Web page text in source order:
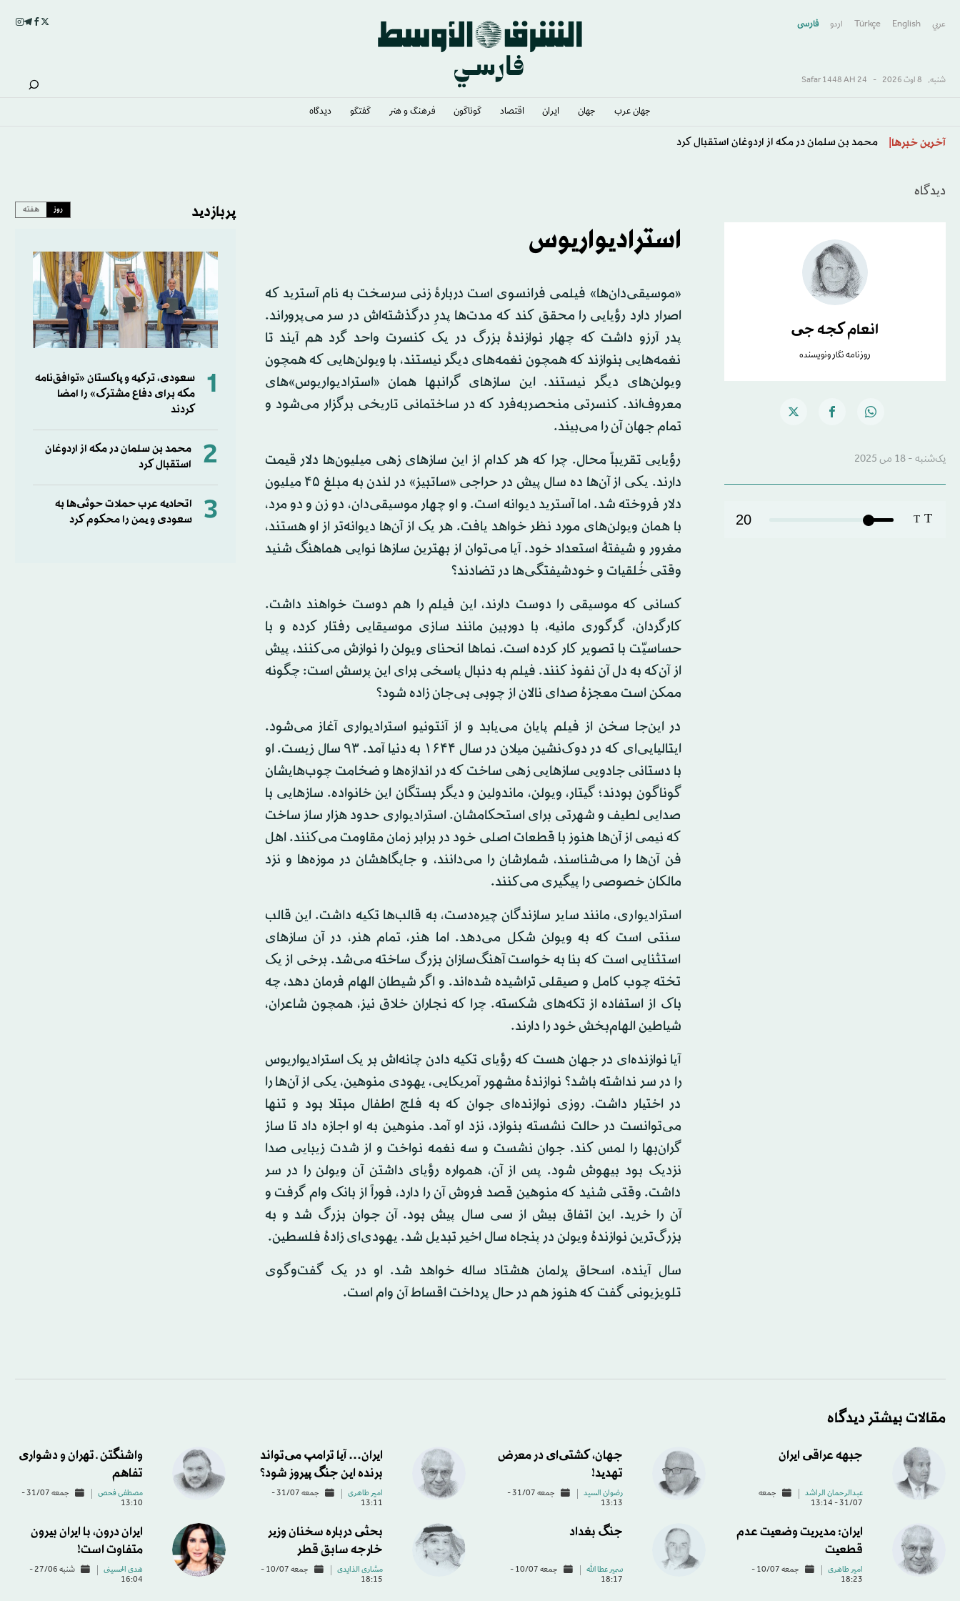
عربي English
Türkçe اردو فارسى
شنبه, 8 اوت 2026 -
24 Safar 1448 AH
جهان عرب جهان ایران اقتصاد گوناگون فرهنگ و هنر گفتگو دیدگاه
آخرین خبرها
دیدگاه
انعام کجه جی
روزنامه نگار ونویسنده
یک‌شنبه - 18 می 2025
T
T
20
استرادیواریوس
«موسیقی‌دان‌ها» فیلمی فرانسوی است دربارهٔ زنی سرسخت به نام آسترید که
اصرار دارد رؤیایی را محقق کند که مدت‌ها پدرِ درگذشته‌اش در سر می‌پروراند.
پدر آرزو داشت که چهار نوازندهٔ بزرگ در یک کنسرت واحد گرد هم آیند تا
نغمه‌هایی بنوازند که همچون نغمه‌های دیگر نیستند، با ویولن‌هایی که همچون
ویولن‌های دیگر نیستند. این سازهای گرانبها همان «استرادیواریوس»‌های
معروف‌اند. کنسرتی منحصربه‌فرد که در ساختمانی تاریخی برگزار می‌شود و
تمام جهان آن را می‌بیند.
رؤیایی تقریباً محال. چرا که هر کدام از این سازهای زهی میلیون‌ها دلار قیمت
دارند. یکی از آن‌ها ده سال پیش در حراجی «ساتبیز» در لندن به مبلغ ۴۵ میلیون
دلار فروخته شد. اما آسترید دیوانه است. و او چهار موسیقی‌دان، دو زن و دو مرد،
با همان ویولن‌های مورد نظر خواهد یافت. هر یک از آن‌ها دیوانه‌تر از او هستند،
مغرور و شیفتهٔ استعداد خود. آیا می‌توان از بهترین سازها نوایی هماهنگ شنید
وقتی خُلقیات و خودشیفتگی‌ها در تضادند؟
کسانی که موسیقی را دوست دارند، این فیلم را هم دوست خواهند داشت.
کارگردان، گرگوری مانیه، با دوربین مانند سازی موسیقایی رفتار کرده و با
حساسیّت با تصویر کار کرده است. نماها انحنای ویولن را نوازش می‌کنند، پیش
از آن‌که به دل آن نفوذ کنند. فیلم به دنبال پاسخی برای این پرسش است: چگونه
ممکن است معجزهٔ صدای نالان از چوبی بی‌جان زاده شود؟
در این‌جا سخن از فیلم پایان می‌یابد و از آنتونیو استرادیواری آغاز می‌شود.
ایتالیایی‌ای که در دوک‌نشین میلان در سال ۱۶۴۴ به دنیا آمد. ۹۳ سال زیست. او
با دستانی جادویی سازهایی زهی ساخت که در اندازه‌ها و ضخامت چوب‌هایشان
گوناگون بودند؛ گیتار، ویولن، ماندولین و دیگر بستگان این خانواده. سازهایی با
صدایی لطیف و شهرتی برای استحکامشان. استرادیواری حدود هزار ساز ساخت
که نیمی از آن‌ها هنوز با قطعات اصلی خود در برابر زمان مقاومت می‌کنند. اهل
فن آن‌ها را می‌شناسند، شمارشان را می‌دانند، و جایگاهشان در موزه‌ها و نزد
مالکان خصوصی را پیگیری می‌کنند.
استرادیواری، مانند سایر سازندگان چیره‌دست، به قالب‌ها تکیه داشت. این قالب
سنتی است که به ویولن شکل می‌دهد. اما هنر، تمام هنر، در آن سازهای
استثنایی است که بنا به خواست آهنگ‌سازان بزرگ ساخته می‌شد. برخی از یک
تخته چوب کامل و صیقلی تراشیده شده‌اند. و اگر شیطان الهام فرمان دهد، چه
باک از استفاده از تکه‌های شکسته. چرا که نجاران خلاق نیز، همچون شاعران،
شیاطین الهام‌بخش خود را دارند.
آیا نوازنده‌ای در جهان هست که رؤیای تکیه دادن چانه‌اش بر یک استرادیواریوس
را در سر نداشته باشد؟ نوازندهٔ مشهور آمریکایی، یهودی منوهین، یکی از آن‌ها را
در اختیار داشت. روزی نوازنده‌ای جوان که به فلج اطفال مبتلا بود و تنها
می‌توانست در حالت نشسته بنوازد، نزد او آمد. منوهین به او اجازه داد تا ساز
گران‌بها را لمس کند. جوان نشست و سه نغمه نواخت و از شدت زیبایی صدا
نزدیک بود بیهوش شود. پس از آن، همواره رؤیای داشتن آن ویولن را در سر
داشت. وقتی شنید که منوهین قصد فروش آن را دارد، فوراً از بانک وام گرفت و
آن را خرید. این اتفاق بیش از سی سال پیش بود. آن جوان بزرگ شد و به
بزرگ‌ترین نوازندهٔ ویولن در پنجاه سال اخیر تبدیل شد. یهودی‌ای زادهٔ فلسطین.
سال آینده، اسحاق پرلمان هشتاد ساله خواهد شد. او در یک گفت‌وگوی
تلویزیونی گفت که هنوز هم در حال پرداخت اقساط آن وام است.
پربازدید روز هفته
1
سعودی، ترکیه و پاکستان «توافق‌نامه
مکه برای دفاع مشترک» را امضا
کردند
2
محمد بن سلمان در مکه از اردوغان
استقبال کرد
3
اتحادیه عرب حملات حوثی‌ها به
سعودی و یمن را محکوم کرد
مقالات بیشتر دیدگاه
جبهه عراقی ایران
عبدالرحمان الراشد
جمعه
31/07 - 13:14
جهان، کشتی‌ای در معرض
تهدید!
رضوان السید
جمعه 31/07 -
13:13
ایران… آیا ترامپ می‌تواند
برنده این جنگ پیروز شود؟
امیر طاهری
جمعه 31/07 -
13:11
واشنگتن ـ تهران و دشواری
تفاهم
مصطفی فحص
جمعه 31/07 -
13:10
ایران: مدیریت وضعیت عدم
قطعیت
امیر طاهری
جمعه 10/07 -
18:23
جنگ بغداد
سمير عطا الله
جمعه 10/07 -
18:17
بحثی درباره سخنان وزیر
خارجه سابق قطر
مشاری الذایدی
جمعه 10/07 -
18:15
ایران درون، با ایران بیرون
متفاوت است!
هدی الحسینی
شنبه 27/06 -
16:04